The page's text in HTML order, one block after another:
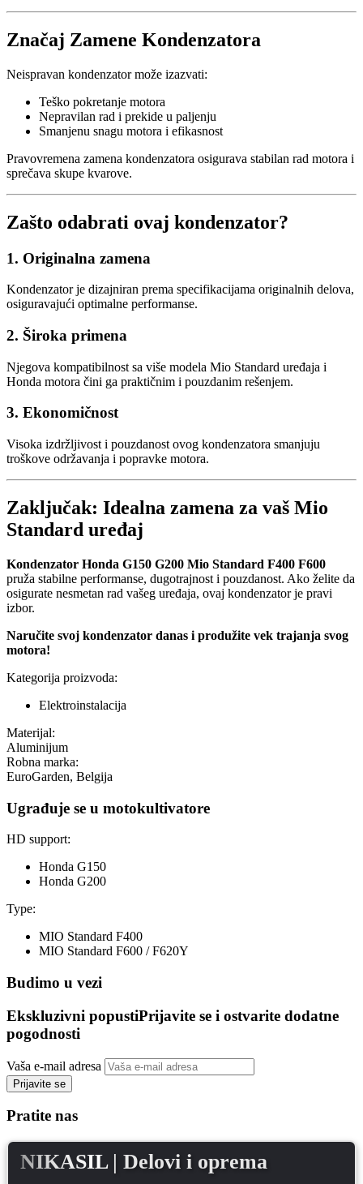
Značaj Zamene Kondenzatora
Neispravan kondenzator može izazvati:
Teško pokretanje motora
Nepravilan rad i prekide u paljenju
Smanjenu snagu motora i efikasnost
Pravovremena zamena kondenzatora osigurava stabilan rad motora i
sprečava skupe kvarove.
Zašto odabrati ovaj kondenzator?
1. Originalna zamena
Kondenzator je dizajniran prema specifikacijama originalnih delova,
osiguravajući optimalne performanse.
2. Široka primena
Njegova kompatibilnost sa više modela Mio Standard uređaja i
Honda motora čini ga praktičnim i pouzdanim rešenjem.
3. Ekonomičnost
Visoka izdržljivost i pouzdanost ovog kondenzatora smanjuju
troškove održavanja i popravke motora.
Zaključak: Idealna zamena za vaš Mio
Standard uređaj
Kondenzator Honda G150 G200 Mio Standard F400 F600
pruža stabilne performanse, dugotrajnost i pouzdanost. Ako želite da
osigurate nesmetan rad vašeg uređaja, ovaj kondenzator je pravi
izbor.
Naručite svoj kondenzator danas i produžite vek trajanja svog
motora!
Kategorija proizvoda:
Elektroinstalacija
Materijal:
Aluminijum
Robna marka:
EuroGarden, Belgija
Ugrađuje se u motokultivatore
HD support:
Honda G150
Honda G200
Type:
MIO Standard F400
MIO Standard F600 / F620Y
Budimo u vezi
Ekskluzivni popustiPrijavite se i ostvarite dodatne
pogodnosti
Vaša e-mail adresa
Prijavite se
Pratite nas
NIKASIL | Delovi i oprema